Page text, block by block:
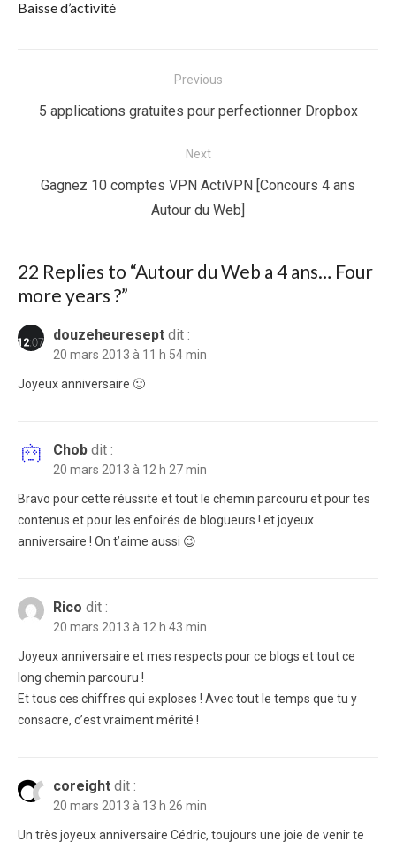
Baisse d’activité
de
Previous
Previous
5 applications gratuites pour perfectionner Dropbox
Next
Next
Gagnez 10 comptes VPN ActiVPN [Concours 4 ans
Autour du Web]
22 Replies to “Autour du Web a 4 ans… Four
more years ?”
douzeheuresept dit :
20 mars 2013 à 11 h 54 min
Joyeux anniversaire 🙂
Chob dit :
20 mars 2013 à 12 h 27 min
Bravo pour cette réussite et tout le chemin parcouru et pour tes
contenus et pour les enfoirés de blogueurs ! et joyeux
anniversaire ! On t’aime aussi 😉
Rico dit :
20 mars 2013 à 12 h 43 min
Joyeux anniversaire et mes respects pour ce blogs et tout ce
long chemin parcouru !
Et tous ces chiffres qui exploses ! Avec tout le temps que tu y
consacre, c’est vraiment mérité !
coreight dit :
20 mars 2013 à 13 h 26 min
Un très joyeux anniversaire Cédric, toujours une joie de venir te